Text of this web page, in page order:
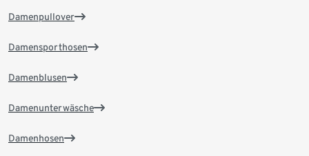
Damenpullover
Damensporthosen
Damenblusen
Damenunterwäsche
Damenhosen